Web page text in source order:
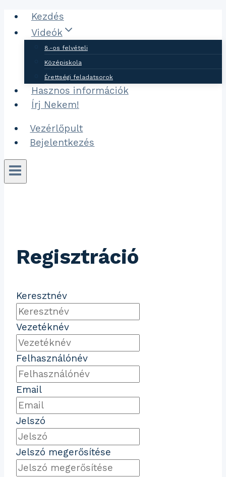
Ugrás
tartalomhoz
Kezdés
Videók
8.-os felvételi
Középiskola
Érettségi feladatsorok
Hasznos információk
Írj Nekem!
Vezérlőpult
Bejelentkezés
Regisztráció
Keresztnév
Vezetéknév
Felhasználónév
Email
Jelszó
Jelszó megerősítése